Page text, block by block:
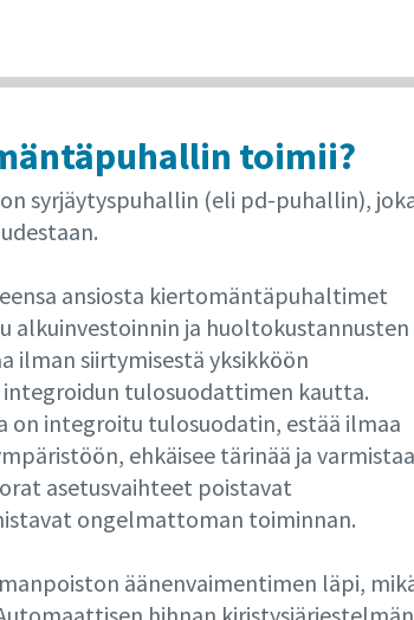
toimii?
syrjäytyspuhallin (eli pd-puhallin),
ansiosta kiertomäntäpuhaltimet
alkuinvestoinnin ja huoltokustannusten
ilman siirtymisestä yksikköön
integroidun tulosuodattimen kautta.
on integroitu tulosuodatin, estää ilmaa
ehkäisee tärinää ja varmistaa
asetusvaihteet poistavat
ongelmattoman toiminnan.
äänenvaimentimen läpi,